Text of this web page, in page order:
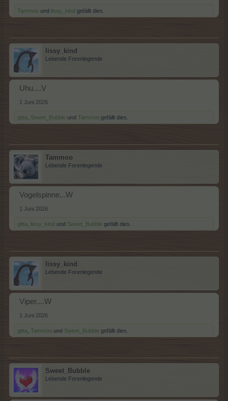
Tammoo und lissy_kind gefällt dies.
lissy_kind
Lebende Forenlegende
Uhu....V
1 Juni 2026
gitta Sweet_Bubble und Tammoo gefällt dies.
Tammoo
Lebende Forenlegende
Vogelspinne...W
1 Juni 2026
gitta lissy_kind und Sweet_Bubble gefällt dies.
lissy_kind
Lebende Forenlegende
Viper....W
1 Juni 2026
gitta Tammoo und Sweet_Bubble gefällt dies.
Sweet_Bubble
Lebende Forenlegende